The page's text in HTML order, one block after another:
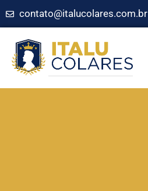
contato@italucolares.com.br